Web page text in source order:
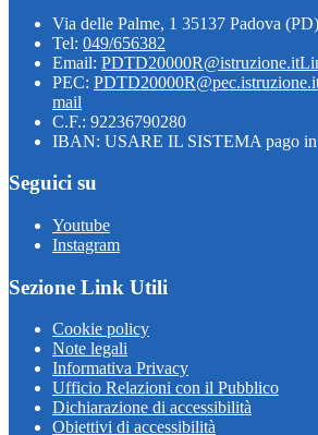
Via delle Palme, 1 35137 Padova (PD)
Tel: 049/656382
Email: PDTD20000R@istruzione.it
PEC:
mail
C.F.: 92236790280
IBAN: USARE IL SISTEMA pago in
Seguici su
Youtube
Instagram
Sezione Link Utili
Cookie policy
Note legali
Informativa Privacy
Ufficio Relazioni con il Pubblico
Dichiarazione di accessibilità
Obiettivi di accessibilità